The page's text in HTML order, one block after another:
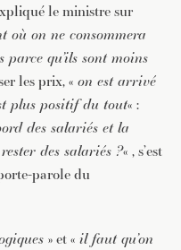
le ministre sur
où on ne consommera
qu’ils sont moins
les prix, « on est arrivé
plus positif du tout« :
des salariés et la
des salariés ?« , s’est
parole du
» et « il faut qu’on